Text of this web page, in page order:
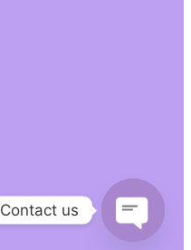
Contact us